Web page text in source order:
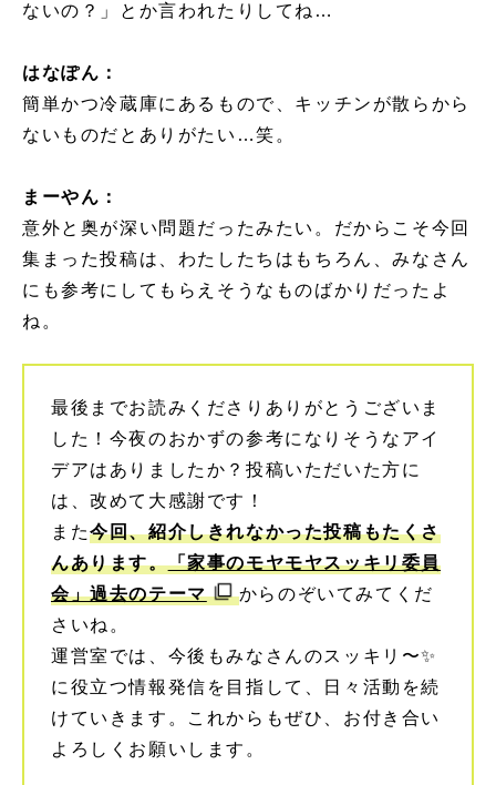
ないの？」とか言われたりしてね…
はなぽん：
簡単かつ冷蔵庫にあるもので、キッチンが散らから
ないものだとありがたい…笑。
まーやん：
意外と奥が深い問題だったみたい。だからこそ今回
集まった投稿は、わたしたちはもちろん、みなさん
にも参考にしてもらえそうなものばかりだったよ
ね。
最後までお読みくださりありがとうございま
した！今夜のおかずの参考になりそうなアイ
デアはありましたか？投稿いただいた方に
は、改めて大感謝です！
また今回、紹介しきれなかった投稿もたくさ
んあります。「家事のモヤモヤスッキリ委員
会」過去のテーマ
からのぞいてみてくだ
さいね。
運営室では、今後もみなさんのスッキリ〜✨
に役立つ情報発信を目指して、日々活動を続
けていきます。これからもぜひ、お付き合い
よろしくお願いします。